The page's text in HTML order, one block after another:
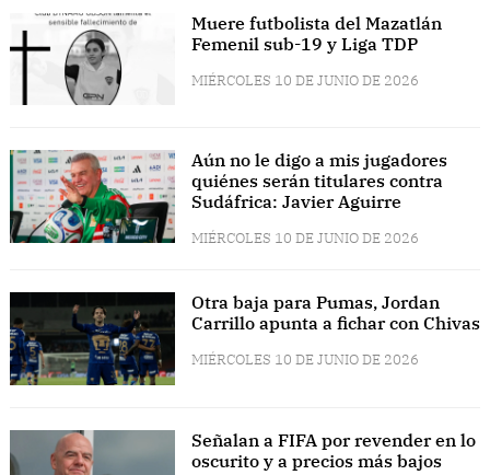
Muere futbolista del Mazatlán
Femenil sub-19 y Liga TDP
MIÉRCOLES 10 DE JUNIO DE 2026
Aún no le digo a mis jugadores
quiénes serán titulares contra
Sudáfrica: Javier Aguirre
MIÉRCOLES 10 DE JUNIO DE 2026
Otra baja para Pumas, Jordan
Carrillo apunta a fichar con Chivas
MIÉRCOLES 10 DE JUNIO DE 2026
Señalan a FIFA por revender en lo
oscurito y a precios más bajos